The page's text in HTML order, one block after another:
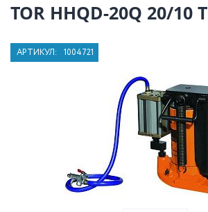
TOR HHQD-20Q 20/10 Т
АРТИКУЛ: 1004721